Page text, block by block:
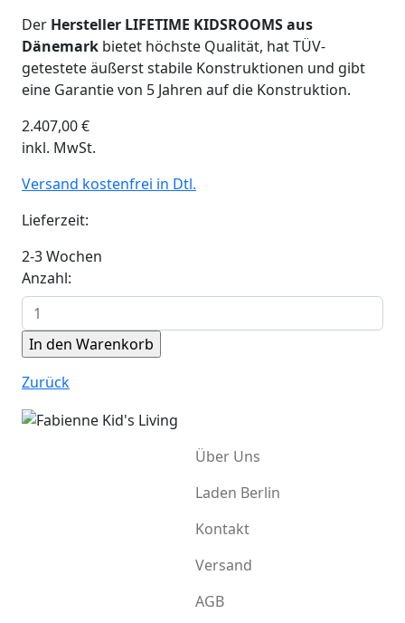
Der Hersteller LIFETIME KIDSROOMS aus
Dänemark bietet höchste Qualität, hat TÜV-
getestete äußerst stabile Konstruktionen und gibt
eine Garantie von 5 Jahren auf die Konstruktion.
2.407,00€
inkl. MwSt.
Versand kostenfrei in Dtl.
Lieferzeit:
2-3 Wochen
Anzahl:
Zurück
Über Uns
Laden Berlin
Kontakt
Versand
AGB